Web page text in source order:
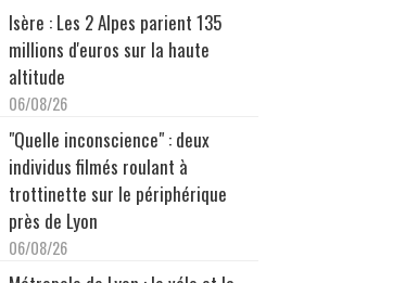
Isère : Les 2 Alpes parient 135
millions d'euros sur la haute
altitude
06/08/26
"Quelle inconscience" : deux
individus filmés roulant à
trottinette sur le périphérique
près de Lyon
06/08/26